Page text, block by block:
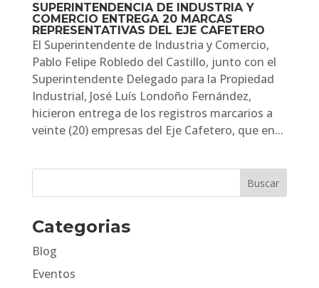
SUPERINTENDENCIA DE INDUSTRIA Y
COMERCIO ENTREGA 20 MARCAS
REPRESENTATIVAS DEL EJE CAFETERO
El Superintendente de Industria y Comercio,
Pablo Felipe Robledo del Castillo, junto con el
Superintendente Delegado para la Propiedad
Industrial, José Luís Londoño Fernández,
hicieron entrega de los registros marcarios a
veinte (20) empresas del Eje Cafetero, que en...
Categorias
Blog
Eventos